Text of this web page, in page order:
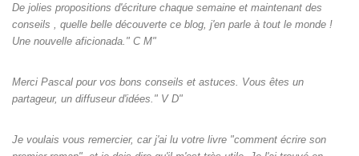
De jolies propositions d'écriture chaque semaine et maintenant des
conseils , quelle belle découverte ce blog, j'en parle à tout le monde !
Une nouvelle aficionada." C M"
Merci Pascal pour vos bons conseils et astuces. Vous êtes un
partageur, un diffuseur d'idées." V D"
Je voulais vous remercier, car j'ai lu votre livre "comment écrire son